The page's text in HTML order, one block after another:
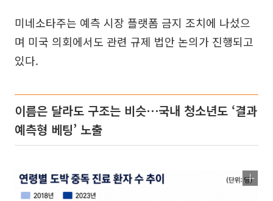
미네소타주는 예측 시장 플랫폼 금지 조치에 나섰으
며 미국 의회에서도 관련 규제 법안 논의가 진행되고
있다.
이름은 달라도 구조는 비슷⋯국내 청소년도 ‘결과
예측형 베팅’ 노출